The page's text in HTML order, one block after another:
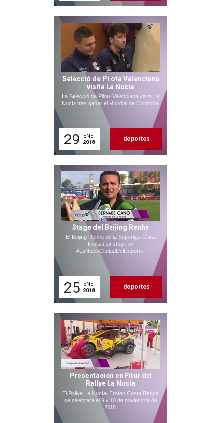
Selecció de Pilota Valenciana
visita La Nucía
La Selecció de Pilota Valenciana visita La
Nucía tras ganar el Mundial de Colombia.
29
ENE.
2018
deportes
Stage del Beijing Renhe
El Beijing Renhe de la Superliga China
finaliza su stage en
#LaNuciaCiudadDelDeporte.
25
ENE.
2018
deportes
Presentación en Fitur del
Rallye La Nucía
El Rallye La Nucía- Trofeo Costa Blanca
se celebrará el 9 y 10 de noviembre de
2018.